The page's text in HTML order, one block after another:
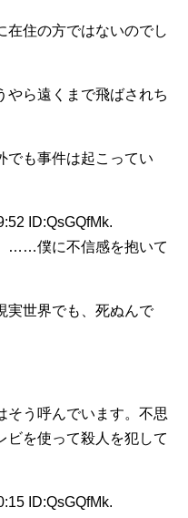
住の方ではないのでし
ら遠くまで飛ばされち
も事件は起こってい
ID:QsGQfMk.
……僕に不信感を抱いて
世界でも、死ぬんで
そう呼んでいます。不思
ビを使って殺人を犯して
ID:QsGQfMk.